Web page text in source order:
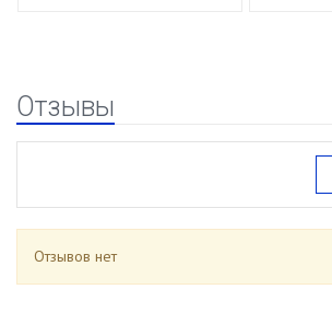
Отзывы
Отзывов нет